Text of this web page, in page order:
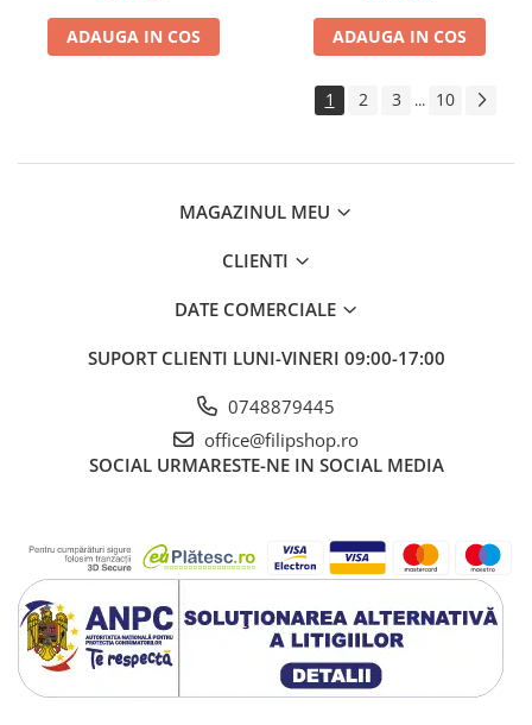
ADAUGA IN COS ADAUGA IN COS
1 2 3 ... 10
MAGAZINUL MEU
CLIENTI
DATE COMERCIALE
SUPORT CLIENTI LUNI-VINERI 09:00-17:00
0748879445
office@filipshop.ro
SOCIAL URMARESTE-NE IN SOCIAL MEDIA